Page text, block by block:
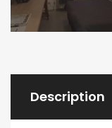
Description